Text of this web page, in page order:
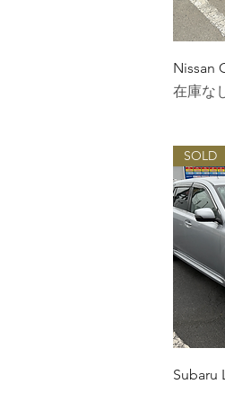
Nissan
在庫な
SOLD
Subaru